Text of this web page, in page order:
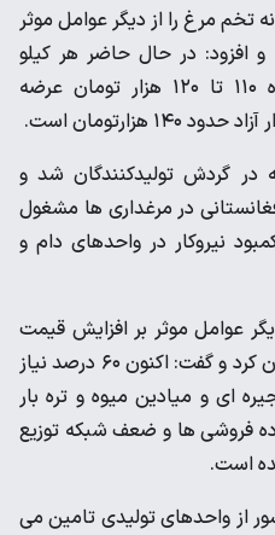
تخم مرغ را از دیگر عوامل موثر
افزود: در حال‌ حاضر هر کیلو
کنجاله سویا در سامانه بازارگاه ۱۱۰ تا ۱۲۰ هزار تومان عرضه
هزارتومان است.
در گردش تولیدکنندگان شد و
در مرغداری ها مشغول
نیروکار در واحدهای دام و
عوامل موثر بر افزایش قیمت
تخم مرغ در واحدهای صنفی بیان کرد و گفت: اکنون ۶۰ درصد نیاز
ای و میادین میوه و تره بار
فروشی‌ ها و ضعف شبکه توزیع
است.
از واحدهای تولیدی تامین می